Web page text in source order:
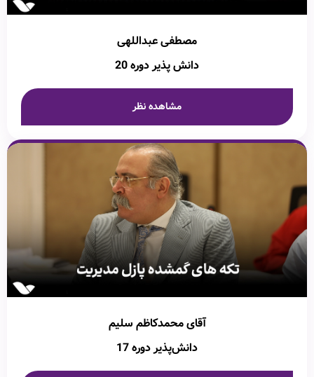
مصطفی عبداللهی
دانش پذیر دوره 20
مشاهده نظر
آقای محمدکاظم سلیم
دانش‌پذیر دوره 17